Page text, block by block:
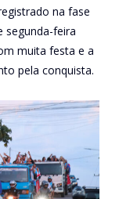
na fase
segunda-feira
muita festa e a
pela conquista.